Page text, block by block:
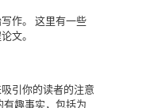
作。
这里有一些
文。
引你的读者的注意
趣事实，包括为